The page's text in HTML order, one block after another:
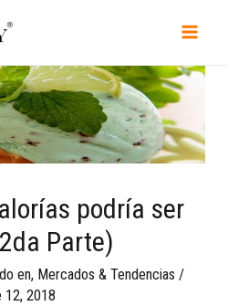
podría ser
Parte)
en, Mercados & Tendencias /
12, 2018